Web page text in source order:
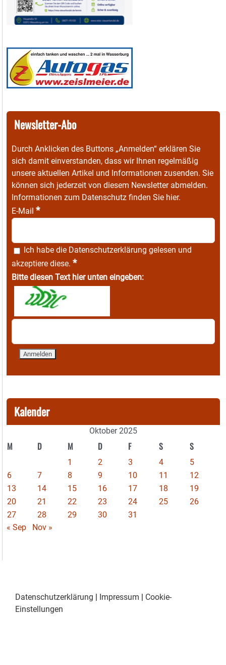
Newsletter-Abo
Durch Anklicken des Buttons „Anmelden“ erklären Sie
sich damit einverstanden, dass wir Ihnen regelmäßig
unsere aktuellen Artikel und Informationen zusenden. Sie
können sich jederzeit von diesem Newsletter abmelden.
Informationen zum Datenschutz finden Sie hier.
E-Mail *
Ich habe die Datenschutzerklärung gelesen und
akzeptiere diese. *
Bitte diesen Text hier unten eingeben:
Kalender
Oktober 2025
M D M D F S S
1 2 3 4
5
6
7 8 9 10 11
12
13
14 15 16 17 18
19
20
21 22 23 24 25
26
27
28 29 30
31
« Sep
Nov »
Datenschutzerklärung Impressum
Cookie-
Einstellungen